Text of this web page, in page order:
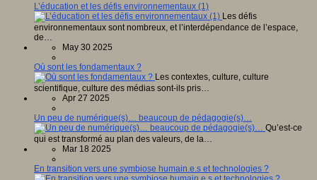
L’éducation et les défis environnementaux (1)
Les défis
environnementaux sont nombreux, et l’interdépendance de l’espace,
de…
May 30 2025
Où sont les fondamentaux ?
Les contextes, culture, culture
scientifique, culture des médias sont-ils pris…
Apr 27 2025
Un peu de numérique(s)… beaucoup de pédagogie(s)…
Qu’est-ce
qui est transformé au plan des valeurs, de la…
Mar 18 2025
En transition vers une symbiose humain.e.s et technologies ?